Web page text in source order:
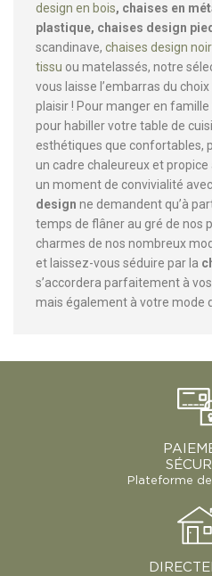
design en bois, chaises en
plastique, chaises design
scandinave, chaises design
tissu ou matelassés, notre
vous laisse l’embarras du
plaisir ! Pour manger en
pour habiller votre table de
esthétiques que confortables,
un cadre chaleureux et
un moment de convivialité
design ne demandent qu’à
temps de flâner au gré de nos
charmes de nos nombreux
et laissez-vous séduire par la
s’accordera parfaitement à
mais également à votre mode
Plateforme